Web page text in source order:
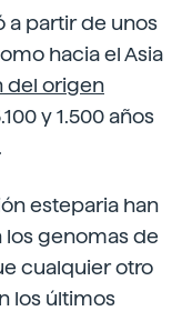
a partir de unos
hacia el Asia
del origen
y 1.500 años
esteparia han
genomas de
cualquier otro
los últimos